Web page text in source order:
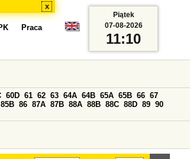
x
Praca
60D 61 62 63 64A 64B 65A 65B 66 67
85B 86 87A 87B 88A 88B 88C 88D 89 90
Piątek
07-08-2026
11:10